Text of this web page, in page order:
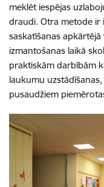
meklēt iespējas
draudi. Otra metode ir
saskatīšanas
izmantošanas laikā
praktiskām darbībām
laukumu
pusaudžiem